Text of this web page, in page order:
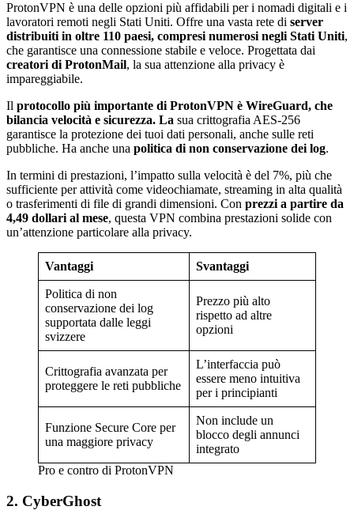
ProtonVPN è una delle opzioni più affidabili per i nomadi digitali e i
lavoratori remoti negli Stati Uniti. Offre una vasta rete di server
distribuiti in oltre 110 paesi, compresi numerosi negli Stati Uniti,
che garantisce una connessione stabile e veloce. Progettata dai
creatori di ProtonMail, la sua attenzione alla privacy è
impareggiabile.
Il protocollo più importante di ProtonVPN è WireGuard, che
bilancia velocità e sicurezza. La sua crittografia AES-256
garantisce la protezione dei tuoi dati personali, anche sulle reti
pubbliche. Ha anche una politica di non conservazione dei log.
In termini di prestazioni, l’impatto sulla velocità è del 7%, più che
sufficiente per attività come videochiamate, streaming in alta qualità
o trasferimenti di file di grandi dimensioni. Con prezzi a partire da
4,49 dollari al mese, questa VPN combina prestazioni solide con
un’attenzione particolare alla privacy.
Vantaggi Svantaggi
Politica di non
conservazione dei log
supportata dalle leggi
svizzere
Prezzo più alto
rispetto ad altre
opzioni
Crittografia avanzata per
proteggere le reti pubbliche
L’interfaccia può
essere meno intuitiva
per i principianti
Funzione Secure Core per
una maggiore privacy
Non include un
blocco degli annunci
integrato
Pro e contro di ProtonVPN
2. CyberGhost